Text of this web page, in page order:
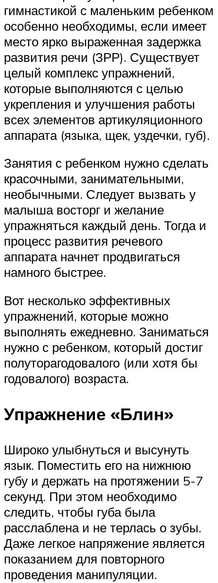
гимнастикой с маленьким ребенком
особенно необходимы, если имеет
место ярко выраженная задержка
развития речи (ЗРР). Существует
целый комплекс упражнений,
которые выполняются с целью
укрепления и улучшения работы
всех элементов артикуляционного
аппарата (языка, щек, уздечки, губ).
Занятия с ребенком нужно сделать
красочными, занимательными,
необычными. Следует вызвать у
малыша восторг и желание
упражняться каждый день. Тогда и
процесс развития речевого
аппарата начнет продвигаться
намного быстрее.
Вот несколько эффективных
упражнений, которые можно
выполнять ежедневно. Заниматься
нужно с ребенком, который достиг
полуторагодовалого (или хотя бы
годовалого) возраста.
Упражнение «Блин»
Широко улыбнуться и высунуть
язык. Поместить его на нижнюю
губу и держать на протяжении 5-7
секунд. При этом необходимо
следить, чтобы губа была
расслаблена и не терлась о зубы.
Даже легкое напряжение является
показанием для повторного
проведения манипуляции.